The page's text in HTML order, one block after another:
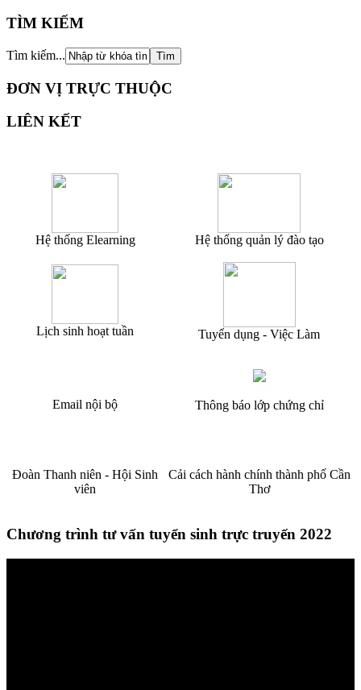
TÌM KIẾM
Tìm kiếm...
ĐƠN VỊ TRỰC THUỘC
LIÊN KẾT
Hệ thống Elearning Hệ thống quản lý đào tạo
Lịch sinh hoạt tuần Tuyển dụng - Việc Làm
Email nội bộ Thông báo lớp chứng chỉ
Đoàn Thanh niên - Hội Sinh
viên
Cải cách hành chính thành phố Cần
Thơ
Chương trình tư vấn tuyển sinh trực truyến 2022